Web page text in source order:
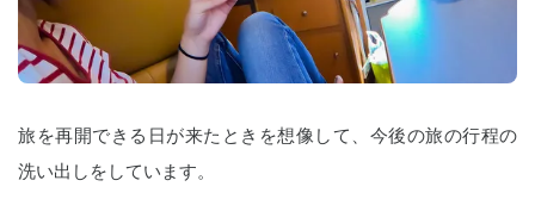
旅を再開できる日が来たときを想像して、今後の旅の行程の
洗い出しをしています。